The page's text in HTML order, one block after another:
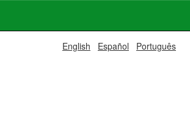
English Español Português